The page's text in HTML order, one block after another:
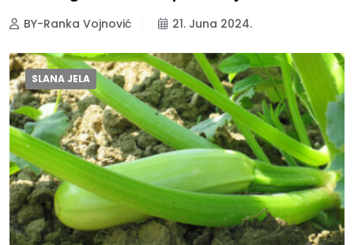
BY-Ranka Vojnović 21. Juna 2024.
SLANA JELA